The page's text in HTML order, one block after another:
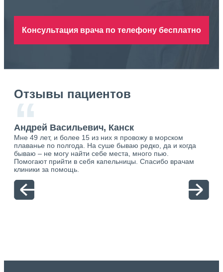
Консультация врача по телефону бесплатно
Отзывы пациентов
“
Андрей Васильевич, Канск
Мне 49 лет, и более 15 из них я провожу в морском
плаванье по полгода. На суше бываю редко, да и когда
бываю – не могу найти себе места, много пью.
Помогают прийти в себя капельницы. Спасибо врачам
клиники за помощь.